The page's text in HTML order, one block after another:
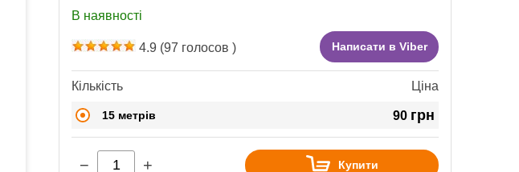
В наявності
4.9 (97 голосов ) Написати в Viber
Кількість Ціна
15 метрів 90 грн
− + Купити